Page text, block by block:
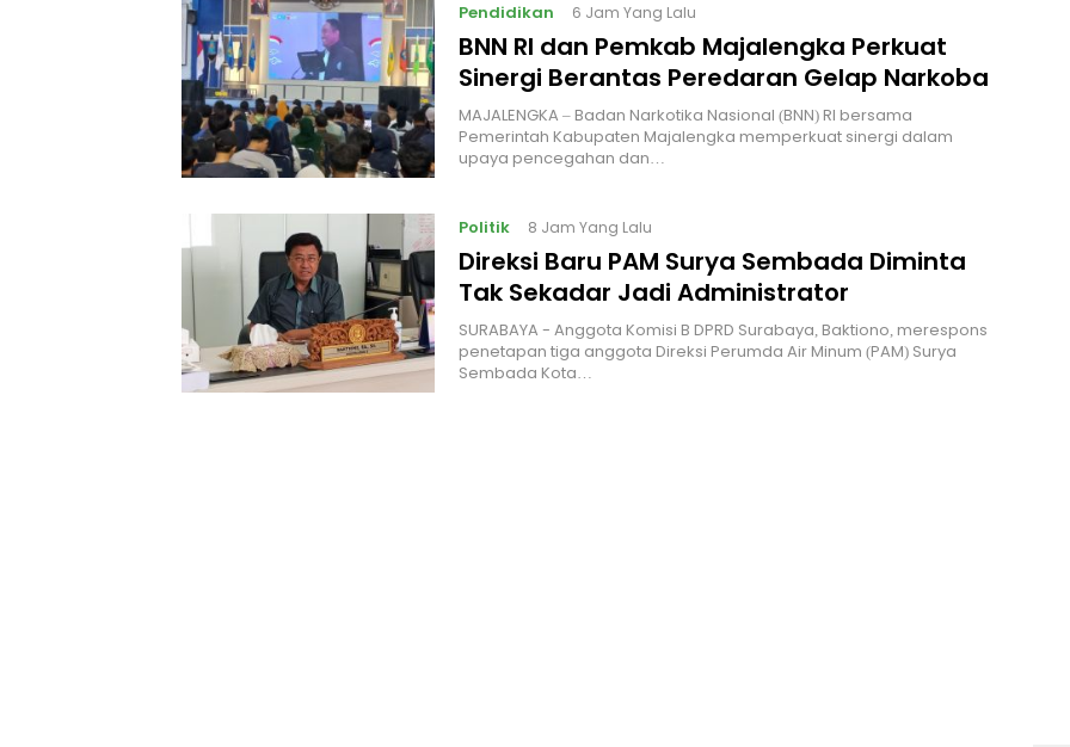
Pendidikan 6 Jam Yang Lalu
BNN RI dan Pemkab Majalengka Perkuat
Sinergi Berantas Peredaran Gelap Narkoba
MAJALENGKA – Badan Narkotika Nasional (BNN) RI bersama
Pemerintah Kabupaten Majalengka memperkuat sinergi dalam
upaya pencegahan dan…
Politik 8 Jam Yang Lalu
Direksi Baru PAM Surya Sembada Diminta
Tak Sekadar Jadi Administrator
‎SURABAYA - Anggota Komisi B DPRD Surabaya, Baktiono, merespons
penetapan tiga anggota Direksi Perumda Air Minum (PAM) Surya
Sembada Kota…